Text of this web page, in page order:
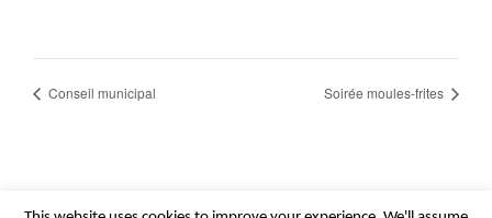
Conseil municipal Soirée moules-frites